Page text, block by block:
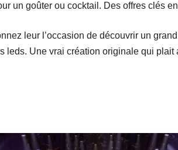
un goûter ou cocktail. Des offres clés
leur l’occasion de découvrir un
leds. Une vrai création originale qui plait